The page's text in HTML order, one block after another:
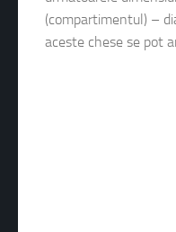
(compartimentul) –
aceste chese se pot